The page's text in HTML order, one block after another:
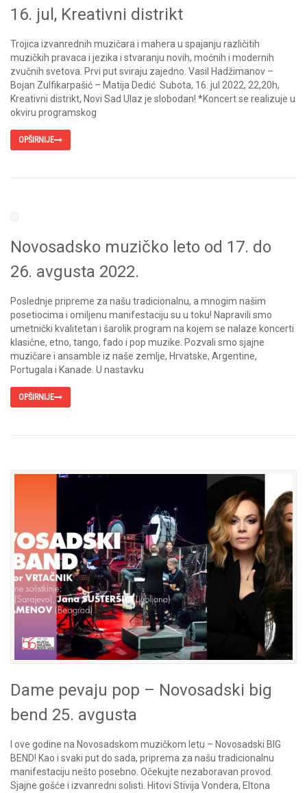
16. jul, Kreativni distrikt
Trojica izvanrednih muzičara i mahera u spajanju različitih
muzičkih pravaca i jezika i stvaranju novih, moćnih i modernih
zvučnih svetova. Prvi put sviraju zajedno. Vasil Hadžimanov –
Bojan Zulfikarpašić – Matija Dedić Subota, 16. jul 2022, 22,20h,
Kreativni distrikt, Novi Sad Ulaz je slobodan! *Koncert se realizuje u
okviru programskog
OPŠIRNIJE
Novosadsko muzičko leto od 17. do
26. avgusta 2022.
Poslednje pripreme za našu tradicionalnu, a mnogim našim
posetiocima i omiljenu manifestaciju su u toku! Napravili smo
umetnički kvalitetan i šarolik program na kojem se nalaze koncerti
klasične, etno, tango, fado i pop muzike. Pozvali smo sjajne
muzičare i ansamble iz naše zemlje, Hrvatske, Argentine,
Portugala i Kanade. U nastavku
OPŠIRNIJE
Dame pevaju pop – Novosadski big
bend 25. avgusta
I ove godine na Novosadskom muzičkom letu – Novosadski BIG
BEND! Kao i svaki put do sada, priprema za našu tradicionalnu
manifestaciju nešto posebno. Očekujte nezaboravan provod.
Sjajne gošće i izvanredni solisti. Hitovi Stivija Vondera, Eltona